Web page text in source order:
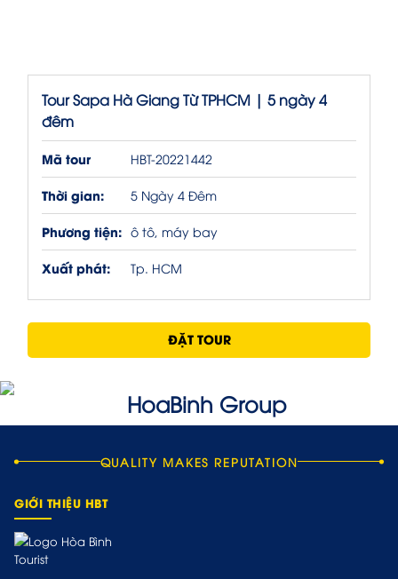
Tour Sapa Hà Giang Từ TPHCM | 5 ngày 4
đêm
Mã tour HBT-20221442
Thời gian: 5 Ngày 4 Đêm
Phương tiện: ô tô, máy bay
Xuất phát: Tp. HCM
ĐẶT TOUR
QUALITY MAKES REPUTATION
GIỚI THIỆU HBT